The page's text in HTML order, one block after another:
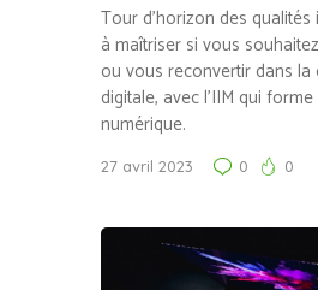
Tour d’horizon des qualités
à maîtriser si vous
ou vous reconvertir dans
digitale, avec l’IIM qui
numérique.
27 avril 2023 0 0